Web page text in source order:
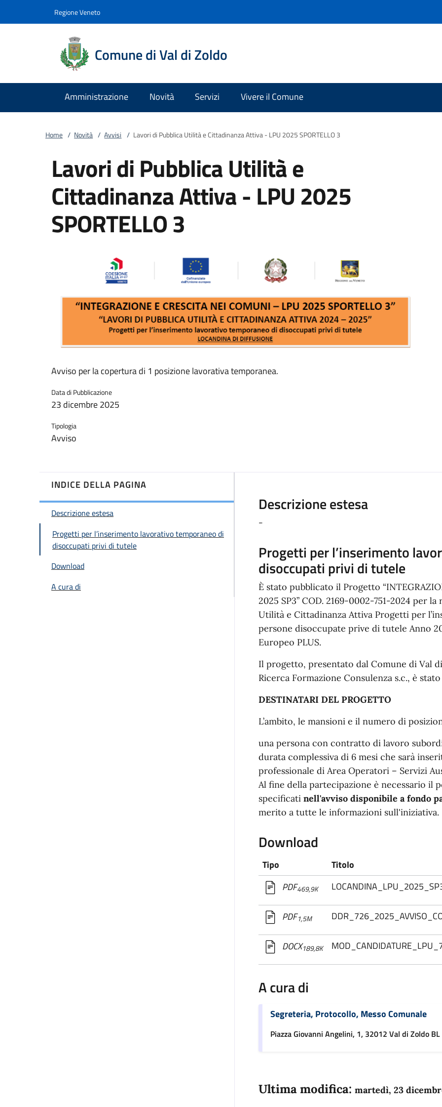
Regione Veneto
Comune di Val di Zoldo
Amministrazione Novità Servizi Vivere il Comune
Home / Novità / Avvisi / Lavori di Pubblica Utilità e Cittadinanza Attiva - LPU 2025 SPORTELLO 3
Lavori di Pubblica Utilità e
Cittadinanza Attiva - LPU 2025
SPORTELLO 3
Avviso per la copertura di 1 posizione lavorativa temporanea.
Data di Pubblicazione
23 dicembre 2025
Tipologia
Avviso
INDICE DELLA PAGINA
Descrizione estesa
Progetti per l’inserimento lavorativo temporaneo di
disoccupati privi di tutele
Download
A cura di
Descrizione estesa
-
Progetti per l’inserimento
disoccupati privi di tutele
È stato pubblicato il Progetto
2025 SP3” COD. 2169-0002-751-2024 per
Utilità e Cittadinanza Attiva Progetti per
persone disoccupate prive di tutele Anno
Europeo PLUS.
Il progetto, presentato dal Comune di Val
Ricerca Formazione Consulenza s.c., è
DESTINATARI DEL PROGETTO
L’ambito, le mansioni e il numero di
una persona con contratto di lavoro
durata complessiva di 6 mesi che sarà
professionale di Area Operatori – Servizi
Al fine della partecipazione è necessario il
specificati nell'avviso disponibile a fondo
merito a tutte le informazioni sull'iniziativa.
Download
Tipo
Titolo
PDF469,9K
PDF1,5M
DOCX189,8K
A cura di
Segreteria, Protocollo, Messo Comunale
Piazza Giovanni Angelini, 1, 32012 Val di Zoldo BL
Ultima modifica: martedì, 23